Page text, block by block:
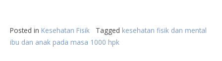
Posted in Kesehatan Fisik Tagged kesehatan fisik dan mental
ibu dan anak pada masa 1000 hpk